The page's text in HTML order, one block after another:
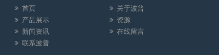
首页
关于波普
产品展示
资源
新闻资讯
在线留言
联系波普